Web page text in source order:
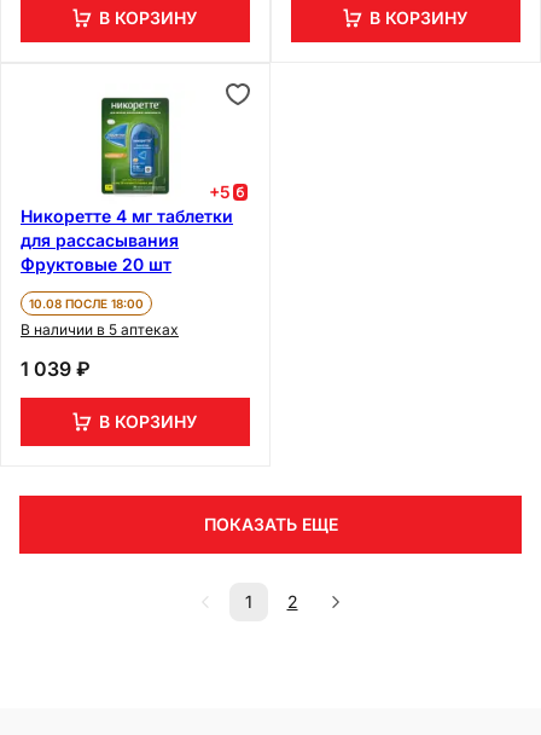
В КОРЗИНУ В КОРЗИНУ
+5
Никоретте 4 мг таблетки
для рассасывания
Фруктовые 20 шт
10.08 ПОСЛЕ 18:00
В наличии в 5 аптеках
1 039 ₽
В КОРЗИНУ
ПОКАЗАТЬ ЕЩЕ
1 2